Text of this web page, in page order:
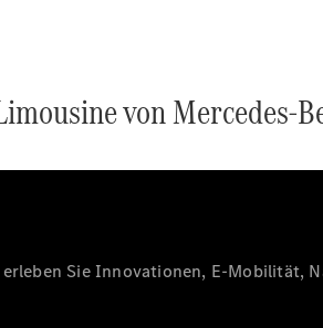
von Mercedes-
Sie Innovationen, E-Mobilität,